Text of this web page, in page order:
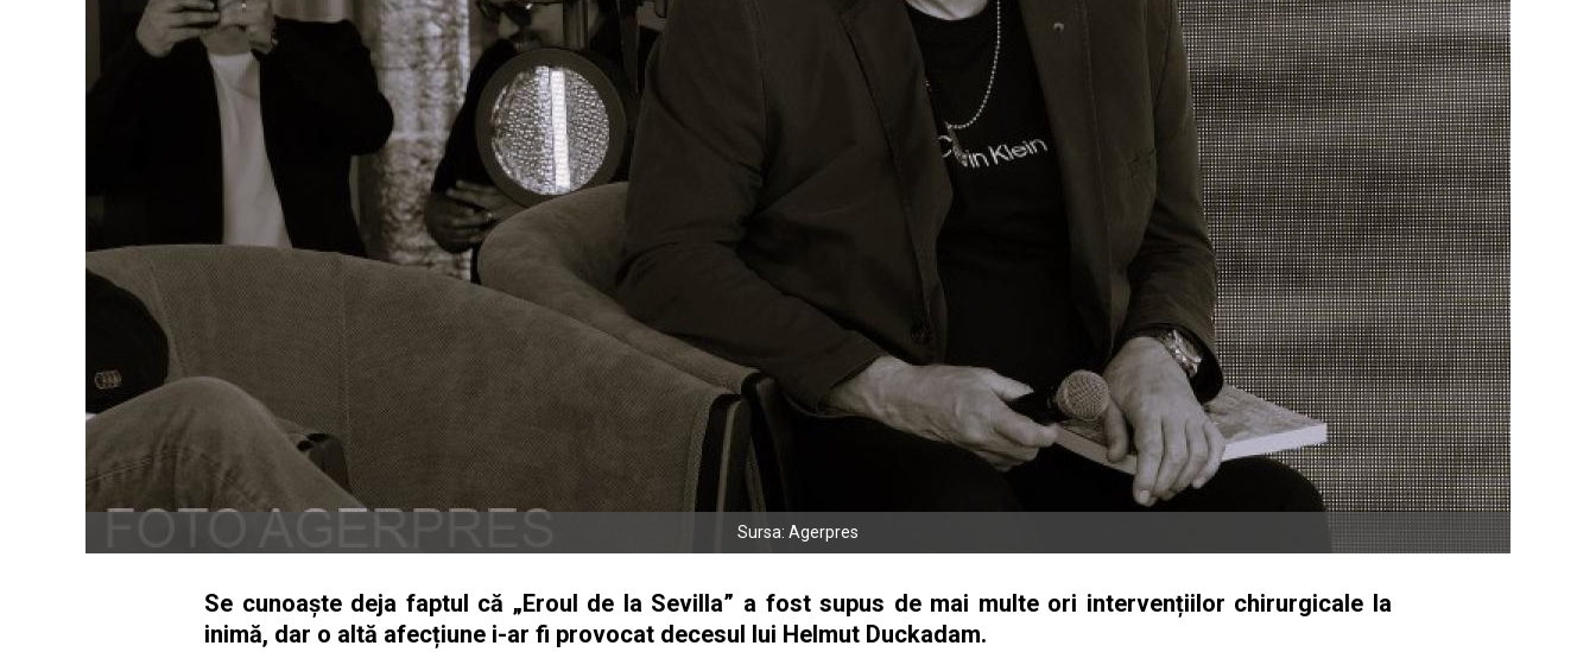
Sursa: Agerpres
Se cunoaște deja faptul că „Eroul de la Sevilla” a fost supus de mai multe ori intervențiilor chirurgicale la
inimă, dar o altă afecțiune i-ar fi provocat decesul lui Helmut Duckadam.